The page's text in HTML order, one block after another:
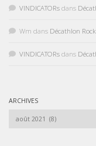
VINDICATORs dans
Wm dans Décathlon
VINDICATORs dans
ARCHIVES